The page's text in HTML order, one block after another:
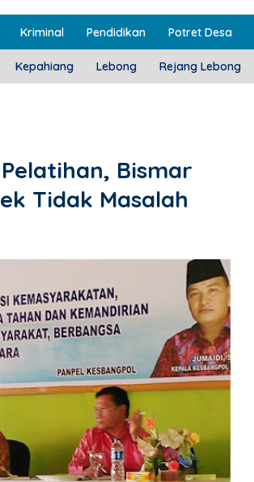
Kriminal Pendidikan Potret Desa
Kepahiang Lebong Rejang Lebong
Bismar
Tidak Masalah